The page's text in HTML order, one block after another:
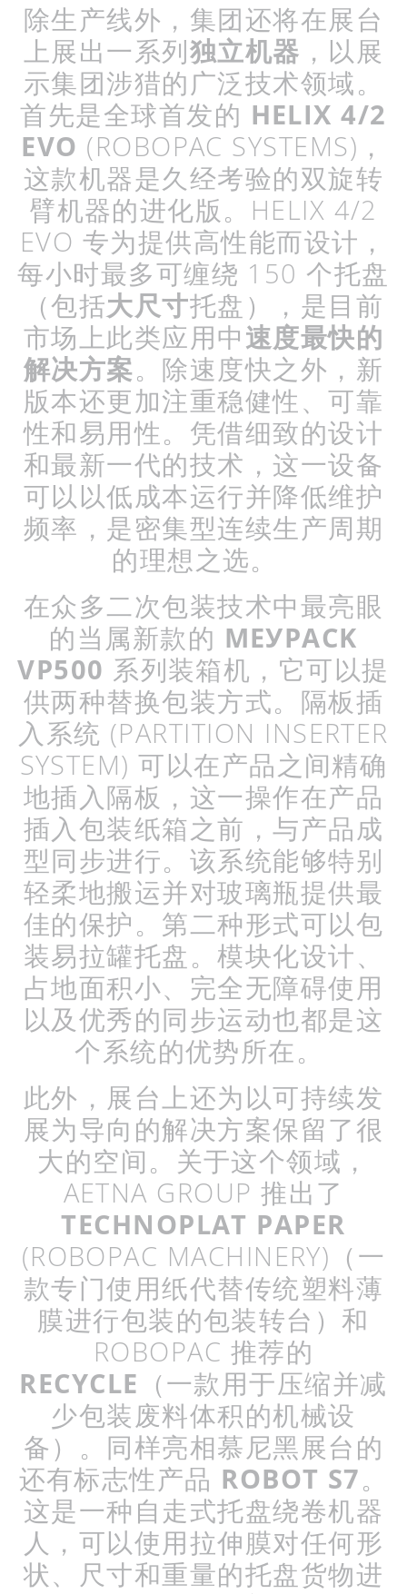
除生产线外，集团还将在展台
上展出一系列独立机器 ，以展
示集团涉猎的广泛技术领域。
首先是全球首发的 HELIX 4/2
EVO (ROBOPAC SYSTEMS) ，
这款机器是久经考验的双旋转
臂机器的进化版。 HELIX 4/2
EVO 专为提供高性能而设计，
每小时最多可缠绕 150 个托盘
（包括大尺寸托盘），是目前
市场上此类应用中速度最快的
解决方案。除速度快之外，新
版本还更加注重稳健性、可靠
性和易用性。凭借细致的设计
和最新一代的技术，这一设备
可以以低成本运行并降低维护
频率，是密集型连续生产周期
的理想之选。
在众多二次包装技术中最亮眼
的当属新款的 МЕУРАСK
VP500 系列装箱机，它可以提
供两种替换包装方式。隔板插
入系统 (PARTITION INSERTER
SYSTEM)可以在产品之间精确
地插入隔板，这一操作在产品
插入包装纸箱之前，与产品成
型同步进行。该系统能够特别
轻柔地搬运并对玻璃瓶提供最
佳的保护。第二种形式可以包
装易拉罐托盘。模块化设计、
占地面积小、完全无障碍使用
以及优秀的同步运动也都是这
个系统的优势所在。
此外，展台上还为以可持续发
展为导向的解决方案保留了很
大的空间。关于这个领域，
AETNA GROUP推出了
TECHNOPLAT PAPER
(ROBOPAC MACHINERY) （一
款专门使用纸代替传统塑料薄
膜进行包装的包装转台）和
ROBOPAC 推荐的
RECYCLE （一款用于压缩并减
少包装废料体积的机械设
备）。同样亮相慕尼黑展台的
还有标志性产品 ROBOT S7。
这是一种自走式托盘绕卷机器
人，可以使用拉伸膜对任何形
状、尺寸和重量的托盘货物进